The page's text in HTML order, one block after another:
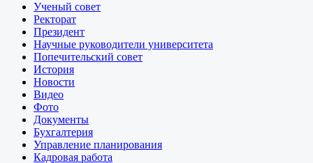
Ученый совет
Ректорат
Президент
Научные руководители университета
Попечительский совет
История
Новости
Видео
Фото
Документы
Бухгалтерия
Управление планирования
Кадровая работа